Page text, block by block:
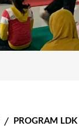
PROGRAM LDK